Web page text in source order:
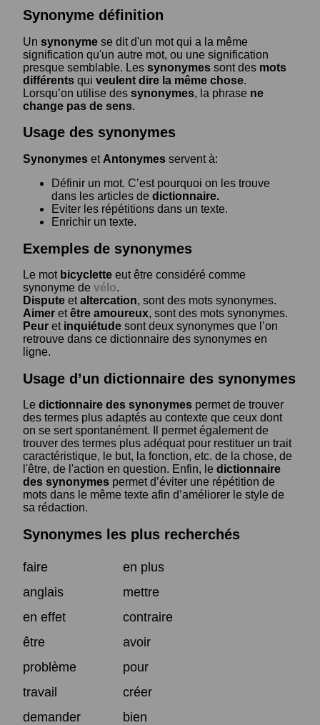
Synonyme définition
Un synonyme se dit d'un mot qui a la même
signification qu'un autre mot, ou une signification
presque semblable. Les synonymes sont des mots
différents qui veulent dire la même chose.
Lorsqu’on utilise des synonymes, la phrase ne
change pas de sens.
Usage des synonymes
Synonymes et Antonymes servent à:
Définir un mot. C’est pourquoi on les trouve
dans les articles de dictionnaire.
Eviter les répétitions dans un texte.
Enrichir un texte.
Exemples de synonymes
Le mot bicyclette eut être considéré comme
synonyme de vélo.
Dispute etaltercation, sont des mots synonymes.
Aimer etêtre amoureux, sont des mots synonymes.
Peur et inquiétude sont deux synonymes que l’on
retrouve dans ce dictionnaire des synonymes en
ligne.
Usage d’un dictionnaire des synonymes
Le dictionnaire des synonymes permet de trouver
des termes plus adaptés au contexte que ceux dont
on se sert spontanément. Il permet également de
trouver des termes plus adéquat pour restituer un trait
caractéristique, le but, la fonction, etc. de la chose, de
l'être, de l'action en question. Enfin, le dictionnaire
des synonymes permet d’éviter une répétition de
mots dans le même texte afin d’améliorer le style de
sa rédaction.
Synonymes les plus recherchés
faire
en plus
anglais
mettre
en effet
contraire
être
avoir
problème
pour
travail
créer
demander
bien